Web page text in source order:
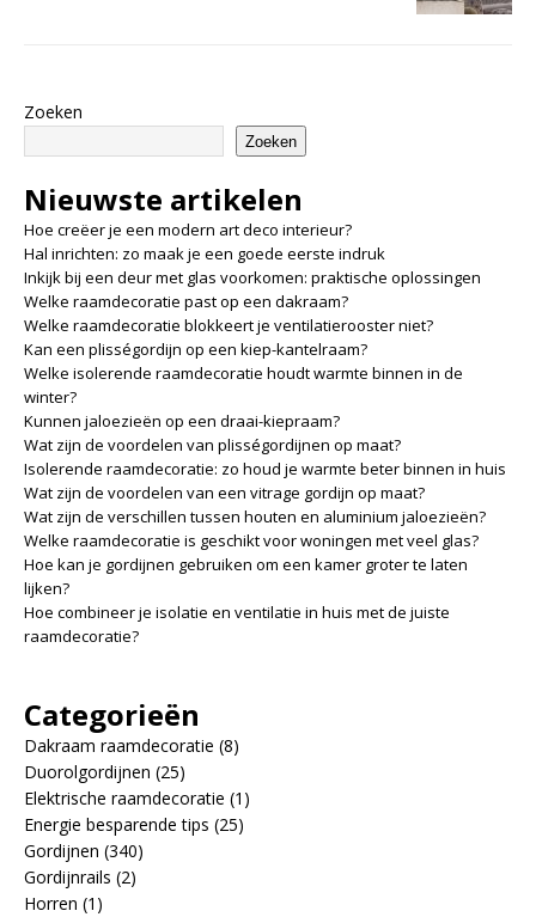
Zoeken
Zoeken
Nieuwste artikelen
Hoe creëer je een modern art deco interieur?
Hal inrichten: zo maak je een goede eerste indruk
Inkijk bij een deur met glas voorkomen: praktische oplossingen
Welke raamdecoratie past op een dakraam?
Welke raamdecoratie blokkeert je ventilatierooster niet?
Kan een plisségordijn op een kiep-kantelraam?
Welke isolerende raamdecoratie houdt warmte binnen in de
winter?
Kunnen jaloezieën op een draai-kiepraam?
Wat zijn de voordelen van plisségordijnen op maat?
Isolerende raamdecoratie: zo houd je warmte beter binnen in huis
Wat zijn de voordelen van een vitrage gordijn op maat?
Wat zijn de verschillen tussen houten en aluminium jaloezieën?
Welke raamdecoratie is geschikt voor woningen met veel glas?
Hoe kan je gordijnen gebruiken om een kamer groter te laten
lijken?
Hoe combineer je isolatie en ventilatie in huis met de juiste
raamdecoratie?
Categorieën
Dakraam raamdecoratie (8)
Duorolgordijnen (25)
Elektrische raamdecoratie (1)
Energie besparende tips (25)
Gordijnen (340)
Gordijnrails (2)
Horren (1)